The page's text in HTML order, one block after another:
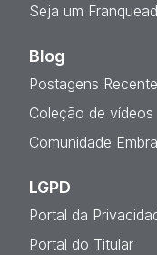
Seja um
Blog
Postagens
Coleção de vídeos
Comunidade
LGPD
Portal da
Portal do Titular